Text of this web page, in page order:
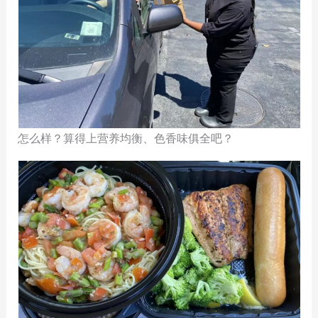
怎么样？算得上营养均衡、色香味俱全吧？